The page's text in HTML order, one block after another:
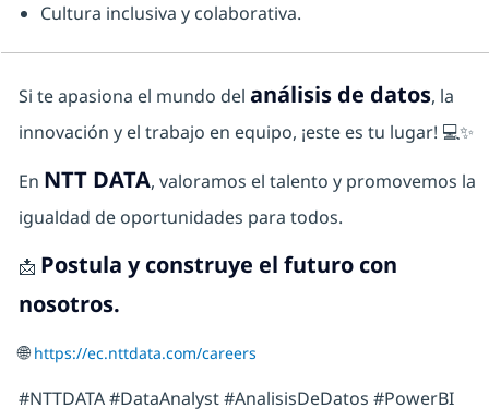
Cultura inclusiva y colaborativa.
Si te apasiona el mundo del análisis de datos, la
innovación y el trabajo en equipo, ¡este es tu lugar! 💻✨
En NTT DATA, valoramos el talento y promovemos la
igualdad de oportunidades para todos.
📩 Postula y construye el futuro con
nosotros.
🌐 https://ec.nttdata.com/careers
#NTTDATA #DataAnalyst #AnalisisDeDatos #PowerBI